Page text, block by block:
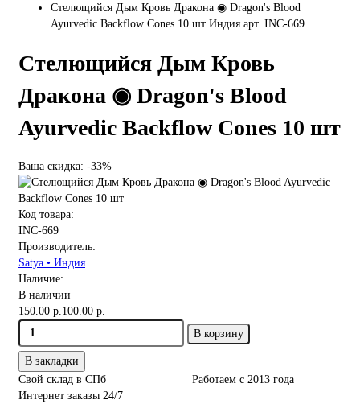
Стелющийся Дым Кровь Дракона ◉ Dragon's Blood
Ayurvedic Backflow Cones 10 шт Индия арт. INC-669
Стелющийся Дым Кровь
Дракона ◉ Dragon's Blood
Ayurvedic Backflow Cones 10 шт
Ваша скидка: -33%
Код товара:
INC-669
Производитель:
Satya • Индия
Наличие:
В наличии
150.00 р.100.00 р.
В корзину
В закладки
Свой склад в СПб
Работаем с 2013 года
Интернет заказы 24/7